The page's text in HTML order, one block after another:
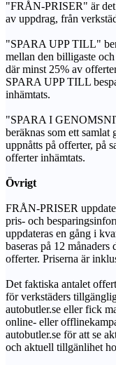
"FRÅN-PRISER" är det
av uppdrag, från
"SPARA UPP TILL"
mellan den billigaste
där minst 25% av
SPARA UPP TILL
inhämtats.
"SPARA I
beräknas som ett samlat
uppnåtts på offerter, på
offerter inhämtats.
Övrigt
FRÅN-PRISER
pris- och
uppdateras en gång i
baseras på 12
offerter. Priserna är
Det faktiska antalet
för verkstäders
autobutler.se eller fick
online- eller
autobutler.se för att se
och aktuell tillgänlihet